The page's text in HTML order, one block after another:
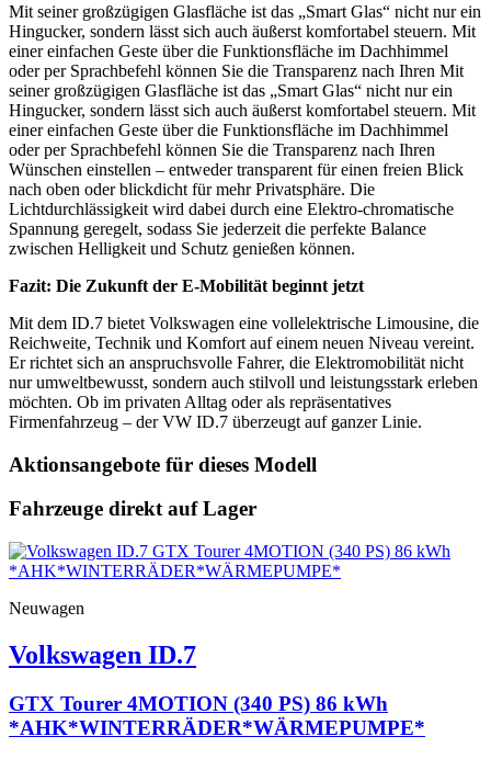
Mit seiner großzügigen Glasfläche ist das „Smart Glas“ nicht nur ein
Hingucker, sondern lässt sich auch äußerst komfortabel steuern. Mit
einer einfachen Geste über die Funktionsfläche im Dachhimmel
oder per Sprachbefehl können Sie die Transparenz nach Ihren Mit
seiner großzügigen Glasfläche ist das „Smart Glas“ nicht nur ein
Hingucker, sondern lässt sich auch äußerst komfortabel steuern. Mit
einer einfachen Geste über die Funktionsfläche im Dachhimmel
oder per Sprachbefehl können Sie die Transparenz nach Ihren
Wünschen einstellen – entweder transparent für einen freien Blick
nach oben oder blickdicht für mehr Privatsphäre. Die
Lichtdurchlässigkeit wird dabei durch eine Elektro-chromatische
Spannung geregelt, sodass Sie jederzeit die perfekte Balance
zwischen Helligkeit und Schutz genießen können.
Fazit: Die Zukunft der E-Mobilität beginnt jetzt
Mit dem ID.7 bietet Volkswagen eine vollelektrische Limousine, die
Reichweite, Technik und Komfort auf einem neuen Niveau vereint.
Er richtet sich an anspruchsvolle Fahrer, die Elektromobilität nicht
nur umweltbewusst, sondern auch stilvoll und leistungsstark erleben
möchten. Ob im privaten Alltag oder als repräsentatives
Firmenfahrzeug – der VW ID.7 überzeugt auf ganzer Linie.
Aktionsangebote für dieses Modell
Fahrzeuge direkt auf Lager
Neuwagen
Volkswagen ID.7
GTX Tourer 4MOTION (340 PS) 86 kWh
*AHK*WINTERRÄDER*WÄRMEPUMPE*